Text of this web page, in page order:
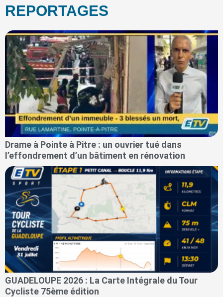
REPORTAGES
Drame à Pointe à Pitre : un ouvrier tué dans
l’effondrement d’un bâtiment en rénovation
GUADELOUPE 2026 : La Carte Intégrale du Tour
Cycliste 75ème édition